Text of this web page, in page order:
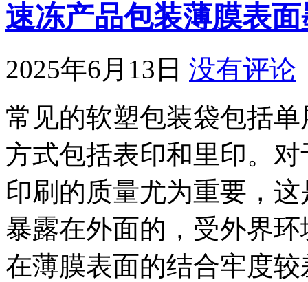
速冻产品包装薄膜表
2025年6月13日 没有评论
常见的软塑包装袋包括
方式包括表印和里印。
印刷的质量尤为重要，
暴露在外面的，受外界
在薄膜表面的结合牢度